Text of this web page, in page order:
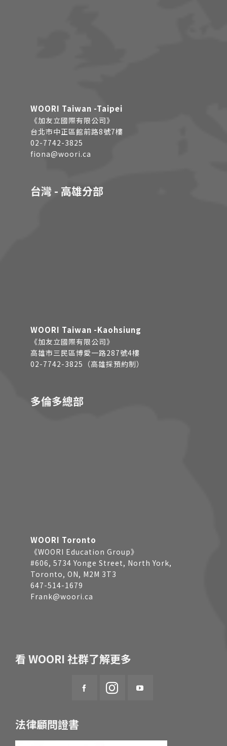
WOORI Taiwan -Taipei
《加友立國際有限公司》
台北市中正區館前路8號7樓
02-7742-3825
fiona@woori.ca
台灣 - 高雄分部
WOORI Taiwan -Kaohsiung
《加友立國際有限公司》
高雄市三民區博愛一路287號4樓
02-7742-3825（高雄採預約制）
多倫多總部
WOORI Toronto
《WOORI Education Group》
#606, 5734 Yonge Street, North York,
Toronto, ON, M2M 3T3
647-514-1679
Frank@woori.ca
看 WOORI 社群了解更多
法律顧問證書